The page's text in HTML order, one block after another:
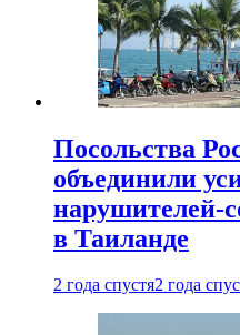
Посольства
объединили
нарушителей-
в Таиланде
2 года спустя2 года